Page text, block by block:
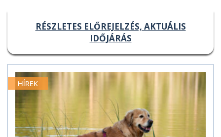
RÉSZLETES ELŐREJELZÉS, AKTUÁLIS
IDŐJÁRÁS
HÍREK